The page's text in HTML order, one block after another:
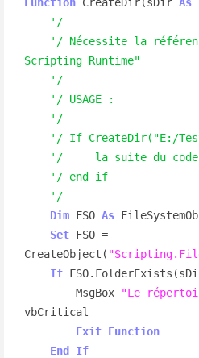
'/
'/ Nécessite la
Scripting Runtime"
'/
'/ USAGE :
'/
'/ If CreateDir("E:/
'/     la suite du code
'/ end if
'/
Dim FSO As
Set FSO =
CreateObject(
If
        MsgBox
"Le
vbCritical
Exit Function
End If